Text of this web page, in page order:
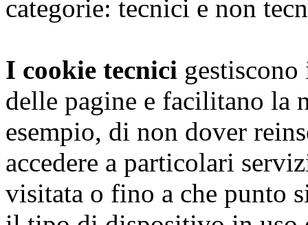
categorie: tecnici e non
I cookie tecnici gestiscono
delle pagine e facilitano la
esempio, di non dover
accedere a particolari
visitata o fino a che punto